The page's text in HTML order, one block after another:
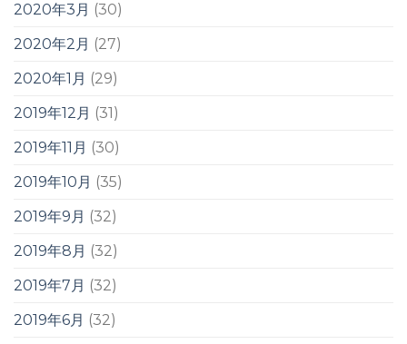
2020年3月 (30)
2020年2月 (27)
2020年1月 (29)
2019年12月 (31)
2019年11月 (30)
2019年10月 (35)
2019年9月 (32)
2019年8月 (32)
2019年7月 (32)
2019年6月 (32)